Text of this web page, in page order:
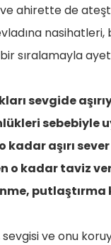
ahirette de
sıralamayla
sevgide
sebebiyle
aşırı
o kadar taviz
ve onu